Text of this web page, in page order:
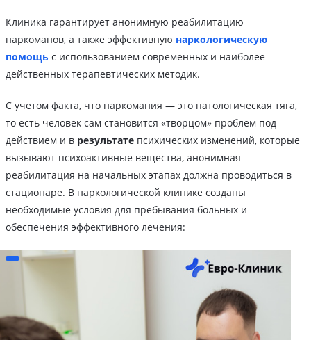
Клиника гарантирует анонимную реабилитацию
наркоманов, а также эффективную наркологическую
помощь с использованием современных и наиболее
действенных терапевтических методик.
С учетом факта, что наркомания — это патологическая тяга,
то есть человек сам становится «творцом» проблем под
действием и в результате психических изменений, которые
вызывают психоактивные вещества, анонимная
реабилитация на начальных этапах должна проводиться в
стационаре. В наркологической клинике созданы
необходимые условия для пребывания больных и
обеспечения эффективного лечения: